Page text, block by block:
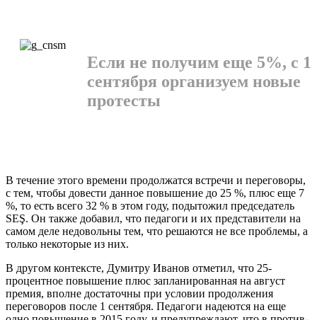
Если не получим еще 5%, с 1
сентября организуем новые
протесты
В течение этого времени продолжатся встречи и пе­реговоры,
с тем, чтобы до­вести данное повышение до 25 %, плюс еще 7
%, то есть всего 32 % в этом году, подытожил председатель
SEŞ. Он также добавил, что педагоги и их представи­тели на
самом деле недо­вольны тем, что решаются не все проблемы, а
только некоторые из них.
В другом контексте, Ду­митру Иванов отметил, что 25-
процентное повышение плюс запланированная на август
премия, вполне до­статочны при условии про­должения
переговоров пос­ле 1 сентября. Педагоги на­деются на еще